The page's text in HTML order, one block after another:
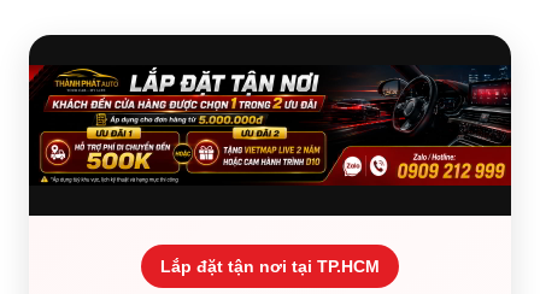
Lắp đặt tận nơi tại TP.HCM